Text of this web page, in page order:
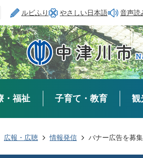
ルビふり やさしい日本語 音声読
・福祉 子育て・教育 観
広報・広聴 情報発信 バナー広告を募